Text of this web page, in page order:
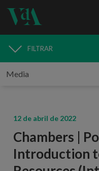
MEDIA
FILTRAR
12 de abril de 2022
Chambers |
Introduction